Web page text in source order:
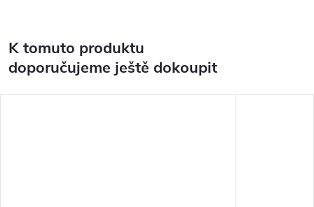
K tomuto produktu
doporučujeme ještě dokoupit